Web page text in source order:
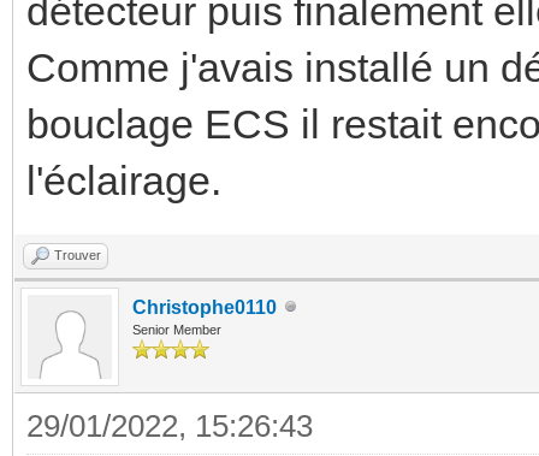
détecteur puis finalement
Comme j'avais installé un
bouclage ECS il restait
l'éclairage.
Trouver
Christophe0110
Senior Member
29/01/2022, 15:26:43